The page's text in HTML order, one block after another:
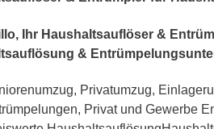
Ihr Haushaltsauflöser &
&
Privatumzug,
Privat und Gewerbe